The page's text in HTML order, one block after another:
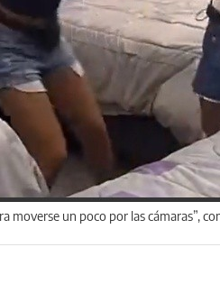
moverse un poco por las cámaras”,